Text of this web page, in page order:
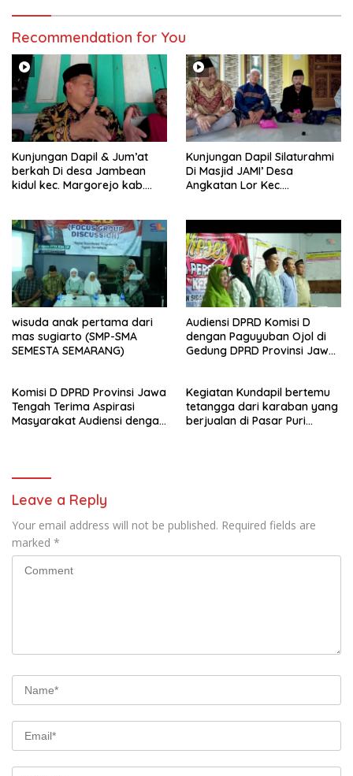
Recommendation for You
Kunjungan Dapil & Jum’at
berkah Di desa Jambean
kidul kec. Margorejo kab.
Kunjungan Dapil Silaturahmi
Di Masjid JAMI’ Desa
Angkatan Lor Kec.
wisuda anak pertama dari
mas sugiarto (SMP-SMA
SEMESTA SEMARANG)
Audiensi DPRD Komisi D
dengan Paguyuban Ojol di
Gedung DPRD Provinsi Jawa
Komisi D DPRD Provinsi Jawa
Tengah Terima Aspirasi
Masyarakat Audiensi dengan
Kegiatan Kundapil bertemu
tetangga dari karaban yang
berjualan di Pasar Puri
Leave a Reply
Your email address will not be published. Required fields are
marked *